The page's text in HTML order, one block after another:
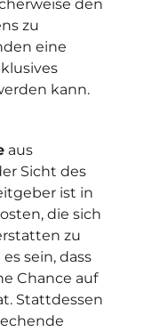
den
zu
eine
kann.
aus
Sicht des
ist in
die sich
zu
sein, dass
Chance auf
Stattdessen